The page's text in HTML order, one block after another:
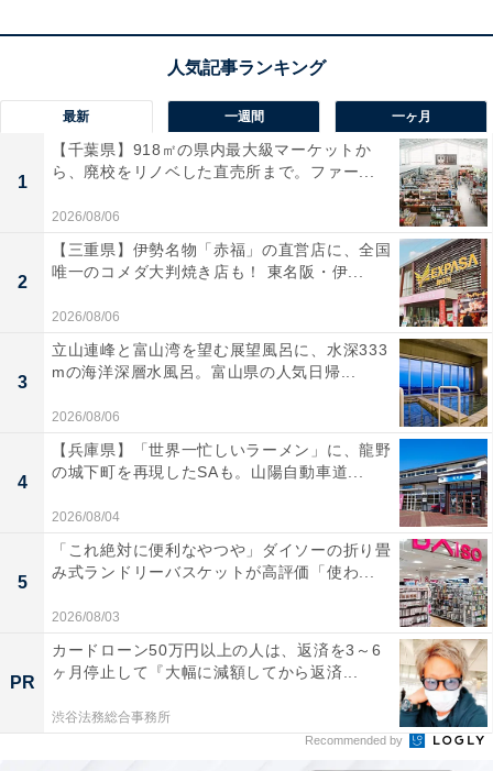
1 2
最新 一週間 一ヶ月
1
【千葉県】918㎡の県内最大級マーケットか
ら、廃校をリノベした直売所まで。ファー...
2026/08/06
2
【三重県】伊勢名物「赤福」の直営店に、全国
唯一のコメダ大判焼き店も！ 東名阪・伊...
2026/08/06
3
立山連峰と富山湾を望む展望風呂に、水深333
mの海洋深層水風呂。富山県の人気日帰...
2026/08/06
4
【兵庫県】「世界一忙しいラーメン」に、龍野
の城下町を再現したSAも。山陽自動車道...
2026/08/04
5
「これ絶対に便利なやつや」ダイソーの折り畳
み式ランドリーバスケットが高評価「使わ...
2026/08/03
PR
カードローン50万円以上の人は、返済を3～6
ヶ月停止して『大幅に減額してから返済...
渋谷法務総合事務所
Recommended by